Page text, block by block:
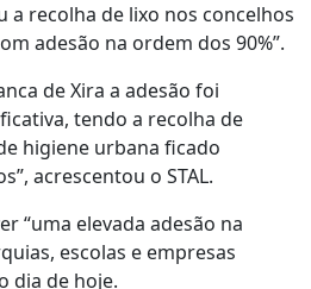
a recolha de lixo nos concelhos
adesão na ordem dos 90%”.
de Xira a adesão foi
tendo a recolha de
higiene urbana ficado
acrescentou o STAL.
“uma elevada adesão na
escolas e empresas
dia de hoje.